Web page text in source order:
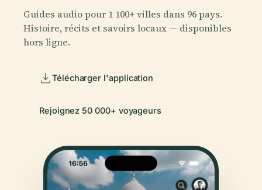
Guides audio pour 1 100+ villes dans 96 pays.
Histoire, récits et savoirs locaux — disponibles
hors ligne.
Télécharger l'application
Rejoignez 50 000+ voyageurs